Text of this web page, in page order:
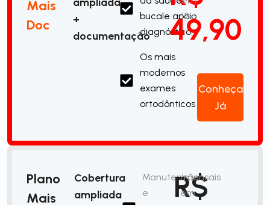
Mais
Doc
+
documentação
bucale apoio
diagnóstico
Os mais
modernos
exames
ortodônticos
49,90
12x
Conheça
Já
Plano
Mais
Cobertura
ampliada
Manutenção
e
R$
/mensais
em